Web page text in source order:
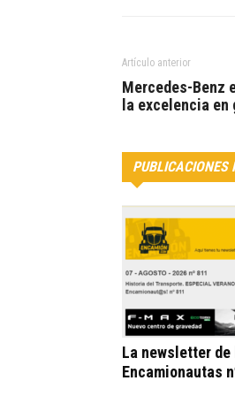
Artículo anterior
Mercedes-Benz
la excelencia
PUBLICACIONES
La newsletter de
Encamionautas